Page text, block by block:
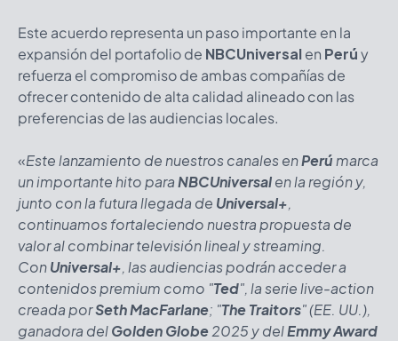
Este acuerdo representa un paso importante en la
expansión del portafolio de NBCUniversalen Perúy
refuerza el compromiso de ambas compañías de
ofrecer contenido de alta calidad alineado con las
preferencias de las audiencias locales.
«Este lanzamiento de nuestros canales enPerúmarca
un importante hito paraNBCUniversalen la región y,
junto con la futura llegada de Universal+,
continuamos fortaleciendo nuestra propuesta de
valor al combinar televisión lineal y streaming.
ConUniversal+, las audiencias podrán acceder a
contenidos premium como "Ted", la serie live-action
creada porSeth MacFarlane; "The Traitors" (EE. UU.),
ganadora delGolden Globe2025 y delEmmy Award